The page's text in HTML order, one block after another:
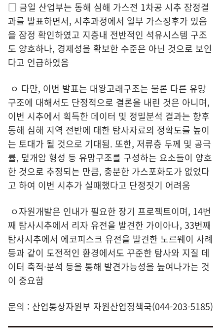
□ 금일 산업부는 동해 심해 가스전 1차공 시추 잠정결
과를 발표하면서, 시추과정에서 일부 가스징후가 있음
을 잠정 확인하였고 지층내 전반적인 석유시스템 구조
도 양호하나, 경제성을 확보한 수준은 아닌 것으로 보인
다고 언급하였음
ㅇ 다만, 이번 발표는 대왕고래구조는 물론 다른 유망
구조에 대해서도 단정적으로 결론을 내린 것은 아니며,
이번 시추에서 획득한 데이터 및 정밀분석 결과는 향후
동해 심해 지역 전반에 대한 탐사자료의 정확도를 높이
는 토대가 될 것으로 기대됨. 또한, 저류층 두께 및 공극
률, 덮개암 형성 등 유망구조를 구성하는 요소들이 양호
한 것으로 추정되는 만큼, 충분한 가스포화도가 없었다
고 하여 이번 시추가 실패했다고 단정짓기 어려움
ㅇ자원개발은 인내가 필요한 장기 프로젝트이며, 14번
째 탐사시추에서 리자 유전을 발견한 가이아나, 33번째
탐사시추에서 에코피스크 유전을 발견한 노르웨이 사례
등과 같이 도전적인 환경에서도 꾸준한 탐사와 지질 데
이터 축적·분석 등을 통해 발견가능성을 높여나가는 것
이 중요함
문의 : 산업통상자원부 자원산업정책국(044-203-5185)